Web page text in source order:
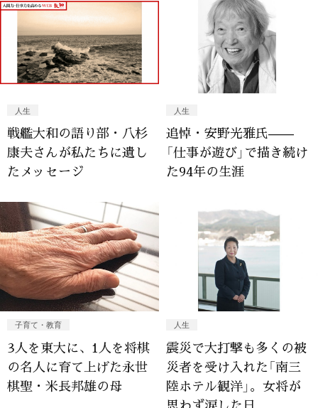
人生
戦艦大和の語り部・八杉
康夫さんが私たちに遺し
たメッセージ
人生
追悼・安野光雅氏——
「仕事が遊び」で描き続け
た94年の生涯
子育て・教育
3人を東大に、1人を将棋
の名人に育て上げた永世
棋聖・米長邦雄の母
人生
震災で大打撃も多くの被
災者を受け入れた「南三
陸ホテル観洋」。女将が